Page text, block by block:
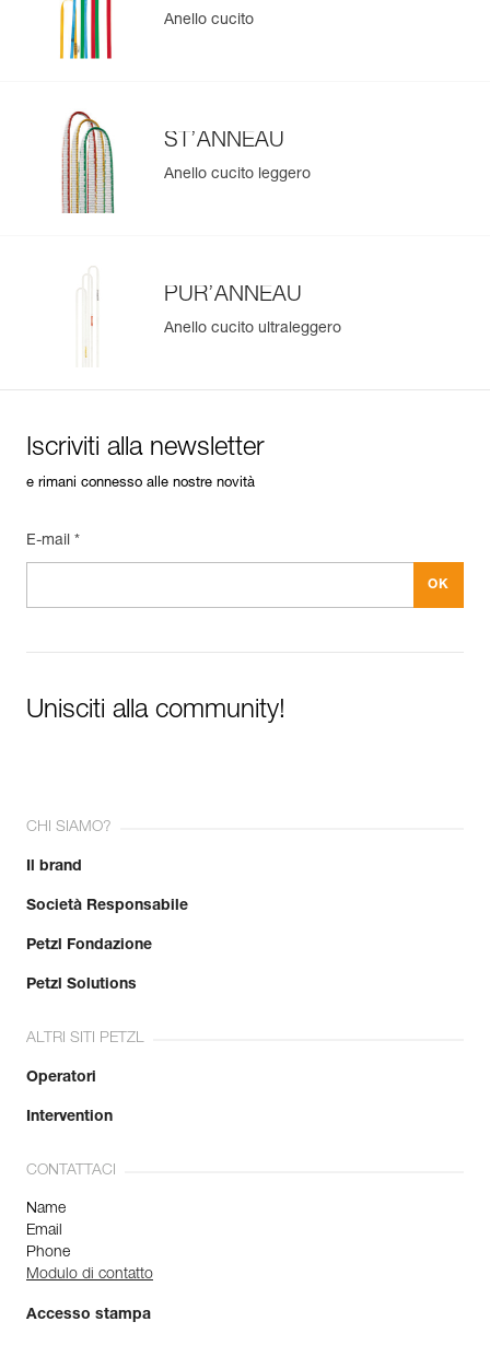
Anello cucito
ST’ANNEAU
Anello cucito leggero
PUR’ANNEAU
Anello cucito ultraleggero
Iscriviti alla newsletter
e rimani connesso alle nostre novità
E-mail *
Unisciti alla community!
CHI SIAMO?
Il brand
Società Responsabile
Petzl Fondazione
Petzl Solutions
ALTRI SITI PETZL
Operatori
Intervention
CONTATTACI
Name
Email
Phone
Modulo di contatto
Accesso stampa